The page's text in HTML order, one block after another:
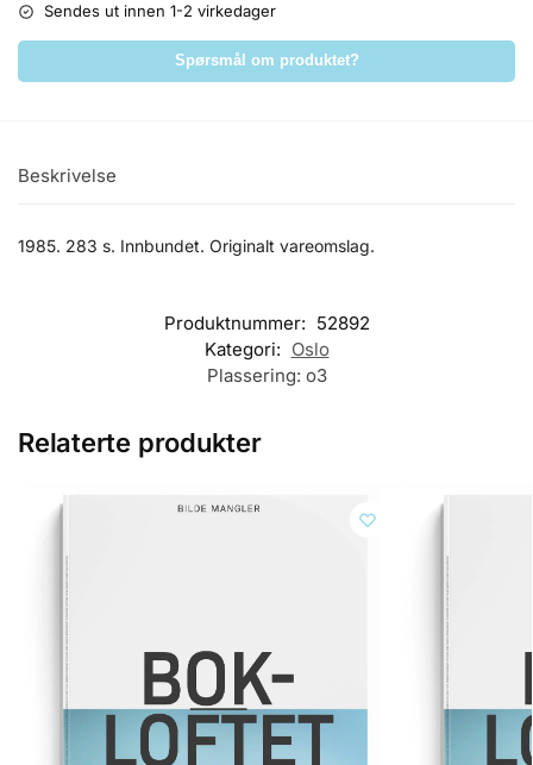
Sendes ut innen 1-2 virkedager
Spørsmål om produktet?
Beskrivelse
1985. 283 s. Innbundet. Originalt vareomslag.
Produktnummer: 52892
Kategori: Oslo
Plassering: o3
Relaterte produkter